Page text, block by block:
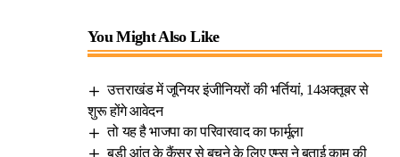
You Might Also Like
उत्तराखंड में जूनियर इंजीनियरों की भर्तियां, 14अक्तूबर से
शुरू होंगे आवेदन
तो यह है भाजपा का परिवारवाद का फार्मूला
बड़ी आंत के कैंसर से बचने के लिए एम्स ने बताई काम की